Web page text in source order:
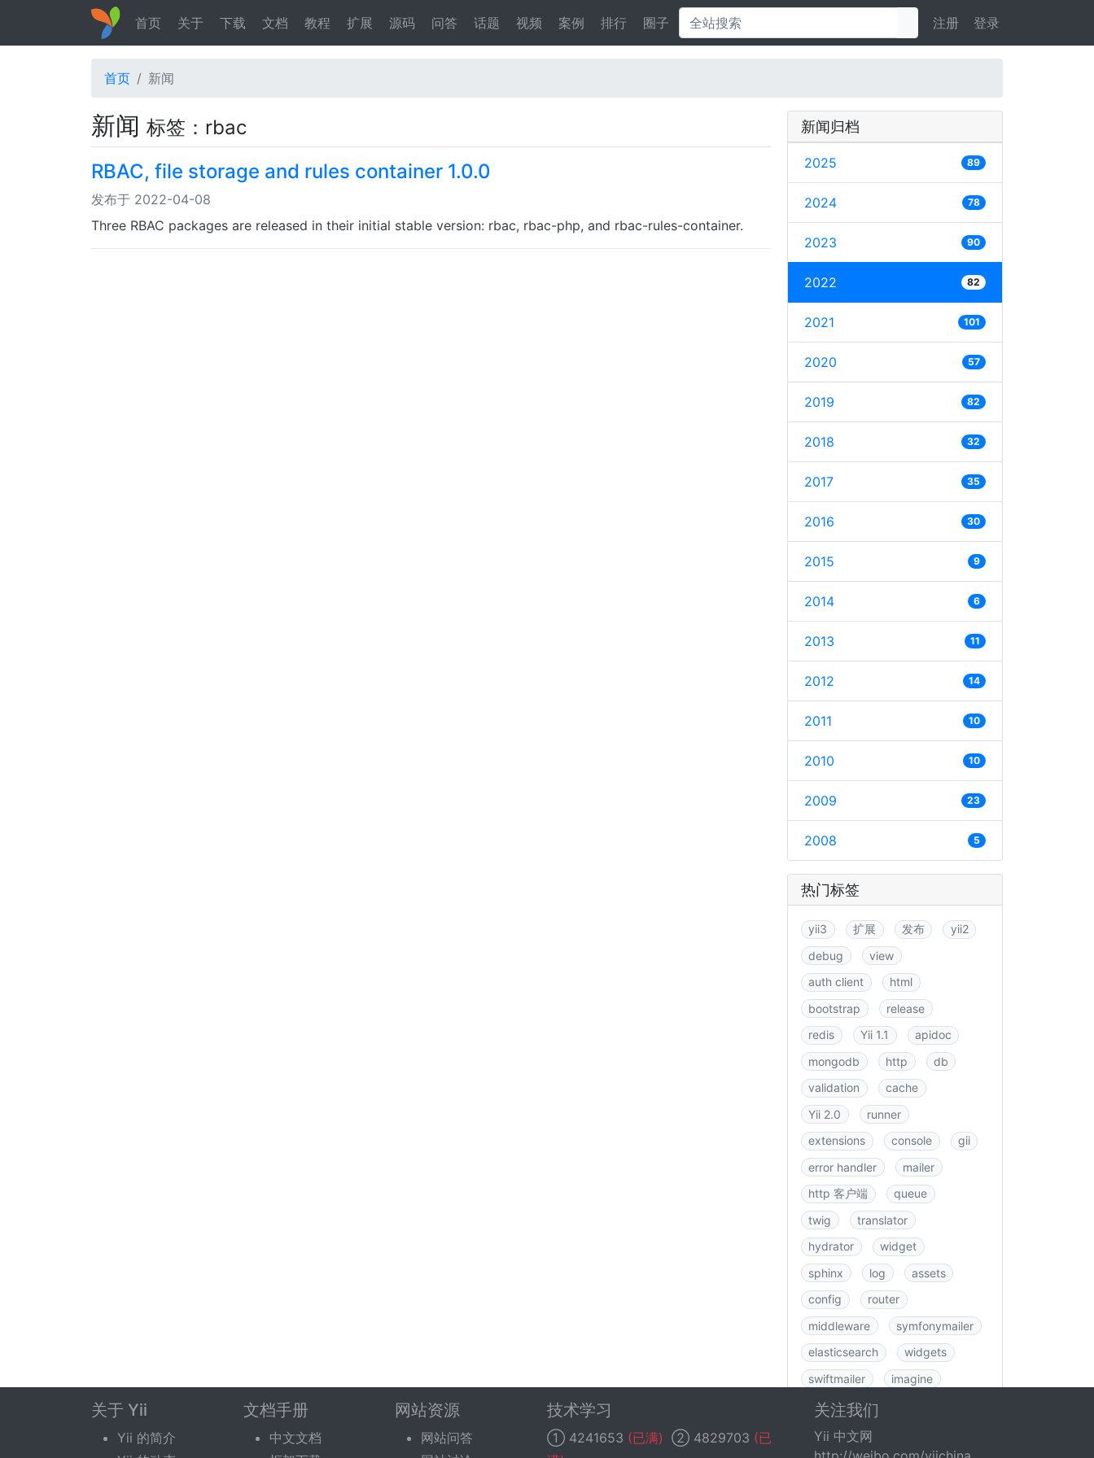
首页 关于 下载 文档 教程 扩展 源码 问答 话题 视频 案例 排行 圈子 注册 登录
首页 新闻
新闻 标签：rbac
RBAC, file storage and rules container 1.0.0
发布于 2022-04-08
Three RBAC packages are released in their initial stable version: rbac, rbac-php, and rbac-rules-container.
新闻归档
2025 89
2024 78
2023 90
2022 82
2021 101
2020 57
2019 82
2018 32
2017 35
2016 30
2015 9
2014 6
2013 11
2012 14
2011 10
2010 10
2009 23
2008 5
热门标签
yii3 扩展 发布
yii2
debug
view
auth client
html
bootstrap
release
redis
Yii 1.1
apidoc
mongodb
http
db
validation
cache
Yii 2.0
runner
extensions
console
gii
error handler
mailer
http 客户端
queue
twig
translator
hydrator
widget
sphinx
log
assets
config
router
middleware
symfonymailer
elasticsearch
widgets
swiftmailer
imagine
图书
rbac
data
csrf
关于 Yii
Yii 的简介
文档手册
中文文档
网站资源
网站问答
技术学习
① 4241653 (已满) ② 4829703 (已
关注我们
Yii 中文网